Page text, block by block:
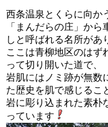
西条温泉とくらに向か
「まんだらの庄」か
しと呼ばれる名所があ
ここは青柳地区のはず
って切り開いた道で、
岩肌にはノミ跡が無数
た歴史を肌で感じるこ
岩に彫り込まれた素朴
っています